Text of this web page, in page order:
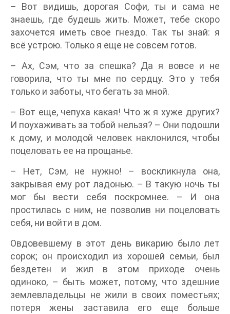
– Вот видишь, дорогая Софи, ты и сама не
знаешь, где будешь жить. Может, тебе скоро
захочется иметь свое гнездо. Так ты знай: я
всё устрою. Только я еще не совсем готов.
– Ах, Сэм, что за спешка? Да я вовсе и не
говорила, что ты мне по сердцу. Это у тебя
только и заботы, что бегать за мной.
– Вот еще, чепуха какая! Что ж я хуже других?
И поухаживать за тобой нельзя? – Они подошли
к дому, и молодой человек наклонился, чтобы
поцеловать ее на прощанье.
– Нет, Сэм, не нужно! – воскликнула она,
закрывая ему рот ладонью. – В такую ночь ты
мог бы вести себя поскромнее. – И она
простилась с ним, не позволив ни поцеловать
себя, ни войти в дом.
Овдовевшему в этот день викарию было лет
сорок; он происходил из хорошей семьи, был
бездетен и жил в этом приходе очень
одиноко, – быть может, потому, что здешние
землевладельцы не жили в своих поместьях;
потеря жены заставила его еще больше